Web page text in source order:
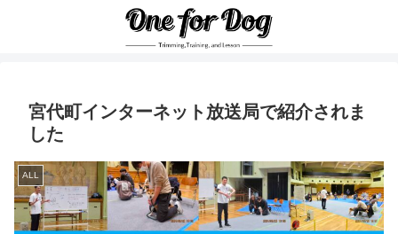
宮代町インターネット放送局で紹介されま
した
ALL